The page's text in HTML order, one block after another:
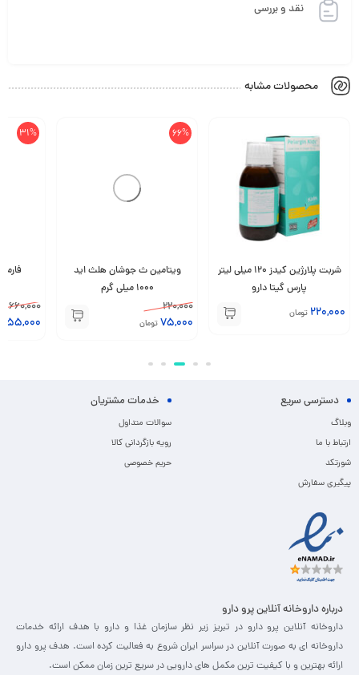
نقد و بررسی
محصولات مشابه
شربت پلارژین کیدز 120 میلی لیتر
پارس گیتا دارو
220,000 تومان
66%
ویتامین ث جوشان هلث اید
1000 میلی گرم
220,000
75,000تومان
31%
660,000
دسترسی سریع
وبلاگ
ارتباط با ما
شورتکد
پیگیری سفارش
خدمات مشتریان
سوالات متداول
رویه بازگردانی کالا
حریم خصوصی
درباره داروخانه آنلاین پرو دارو
داروخانه آنلاین پرو دارو در تبریز زیر نظر سازمان غذا و دارو با هدف ارائه خدمات
داروخانه ای به صورت آنلاین در سراسر ایران شروع به فعالیت کرده است. هدف پرو دارو
ارائه بهترین و با کیفیت ترین مکمل های دارویی در سریع ترین زمان ممکن است.